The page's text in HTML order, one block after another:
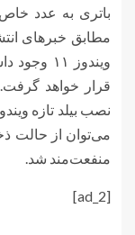
باتری به عدد
مطابق خبرهای
ویندوز
قرار خواهد
می‌توان از حالت
منفعت‌مند شد.
[ad_2]